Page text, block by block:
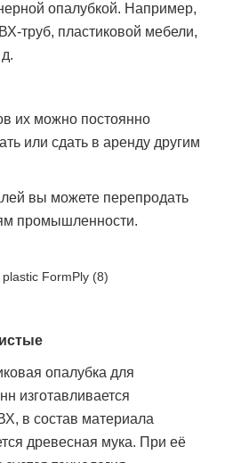
опалубкой. Например,
труб, пластиковой мебели,
их можно постоянно
или сдать в аренду другим
вы можете перепродать
промышленности.
опалубка для
изготавливается
в состав материала
древесная мука. При её